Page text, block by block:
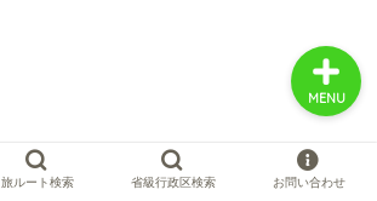
旅ルート検索 省級行政区検索 お問い合わせ
MENU